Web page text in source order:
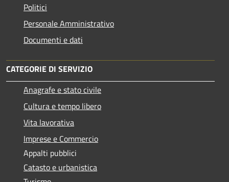
Politici
Personale Amministrativo
Documenti e dati
CATEGORIE DI SERVIZIO
Anagrafe e stato civile
Cultura e tempo libero
Vita lavorativa
Imprese e Commercio
Appalti pubblici
Catasto e urbanistica